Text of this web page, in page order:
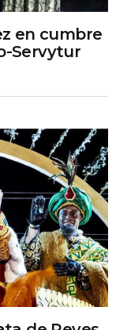
en cumbre
Servytur